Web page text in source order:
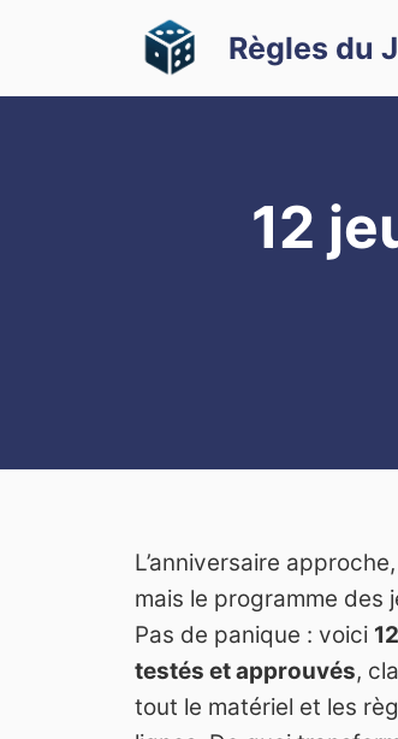
Règles du
12
L’anniversaire
mais le programme des
Pas de panique : voici
testés et approuvés,
tout le matériel et les